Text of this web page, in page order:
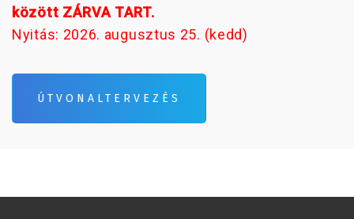
között ZÁRVA TART.
Nyitás: 2026. augusztus 25. (kedd)
ÚTVONALTERVEZÉS